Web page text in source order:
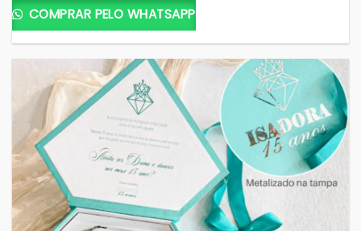
COMPRAR PELO WHATSAPP